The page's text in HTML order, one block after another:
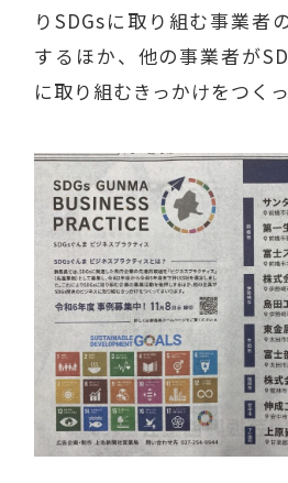
りSDGsに取り組む事業者
するほか、他の事業者が
に取り組むきっかけをつくっ